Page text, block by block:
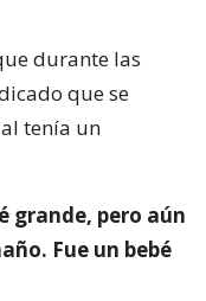
durante las
que se
tenía un
grande, pero aún
Fue un bebé